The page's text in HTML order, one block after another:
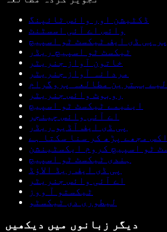
ڈکٹیشن اور وائس ٹائپنگ
وائس اے آئی اسسٹنٹ
پی ڈی ایف ٹیکسٹ ٹو اسپیچ
ٹیکسٹ ٹو اسپیچ ریڈر
خاتون آواز جنریٹر
مردانہ آواز جنریٹر
بہترین مطالعہ پروگرام
روبوٹ وائس جنریٹر
اینیمے ٹیکسٹ ٹو اسپیچ
اے آئی وائس چینجر
پی ڈی ایف آڈیو ریڈر
مجھے پڑھ کر سنا سکتا ہے
ٹو اسپیچ کروم ایکسٹینشن
ہندی ٹیکسٹ ٹو اسپیچ
پی ڈی ایف ریڈ الاؤڈ
اے آئی وائس جنریٹر
ٹیکستو آ ووز
لیطوری دی ٹیکسٹو
دیگر زبانوں میں دیکھیں